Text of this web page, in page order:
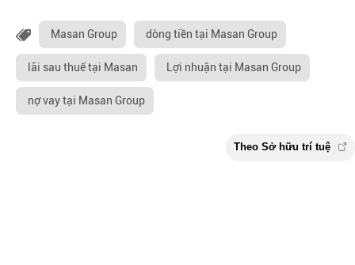
Masan Group dòng tiền tại Masan Group
lãi sau thuế tại Masan Lợi nhuận tại Masan Group
nợ vay tại Masan Group